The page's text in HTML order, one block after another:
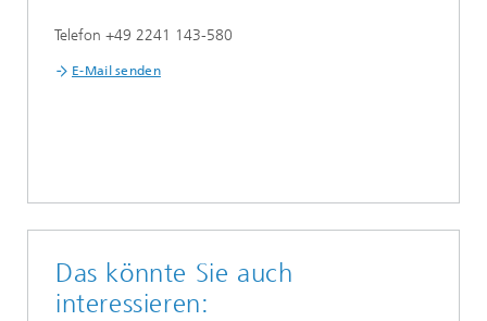
Telefon +49 2241 143-580
E-Mail senden
Das könnte Sie auch
interessieren: